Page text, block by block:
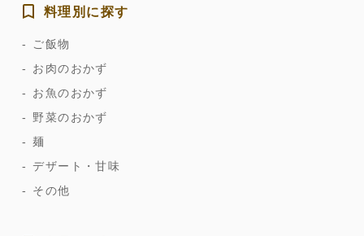
料理別に探す
ご飯物
お肉のおかず
お魚のおかず
野菜のおかず
麺
デザート・甘味
その他